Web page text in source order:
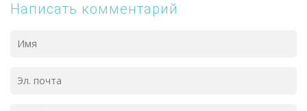
Написать комментарий